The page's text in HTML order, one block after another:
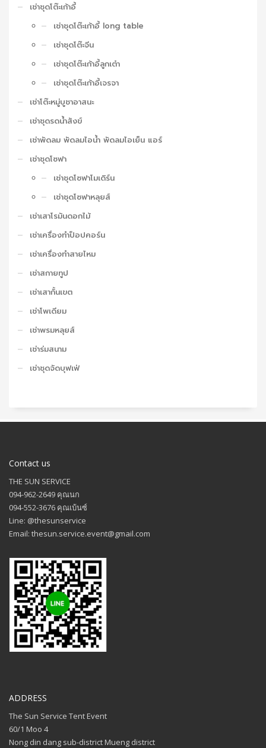
เช่าชุดโต๊ะเก้าอี้
เช่าชุดโต๊ะเก้าอี้ long table
เช่าชุดโต๊ะจีน
เช่าชุดโต๊ะเก้าอี้ลูกเต๋า
เช่าชุดโต๊ะเก้าอี้เจรจา
เช่าโต๊ะหมู่บูชาอาสนะ
เช่าชุดรดน้ำสังข์
เช่าพัดลม พัดลมไอน้ำ พัดลมไอเย็น แอร์
เช่าชุดโซฟา
เช่าชุดโซฟาโมเดิร์น
เช่าชุดโซฟาหลุยส์
เช่าเสาโรมันดอกไม้
เช่าเครื่องทำป็อปคอร์น
เช่าเครื่องทำสายไหม
เช่าสกายทูป
เช่าเสากั้นเขต
เช่าโพเดียม
เช่าพรมหลุยส์
เช่าร่มสนาม
เช่าชุดจัดบุฟเฟ่
Contact us
THE SUN SERVICE
094-962-2649 คุณนก
094-552-3676 คุณเบ้นซ์
Line: @thesunservice
Email: thesun.service.event@gmail.com
ADDRESS
The Sun Service Tent Event
60/1 Moo 4
Nong din dang sub-district Mueng district